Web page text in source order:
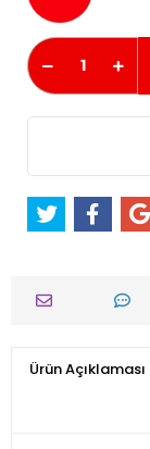
Ürün Açıklaması